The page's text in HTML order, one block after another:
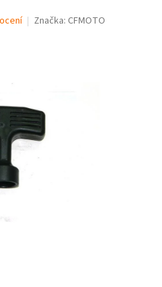
Značka: CFMOTO